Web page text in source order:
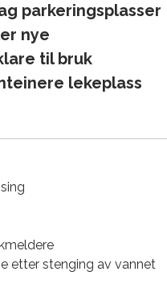
parkeringsplasser
nye
til bruk
lekeplass
etter stenging av vannet